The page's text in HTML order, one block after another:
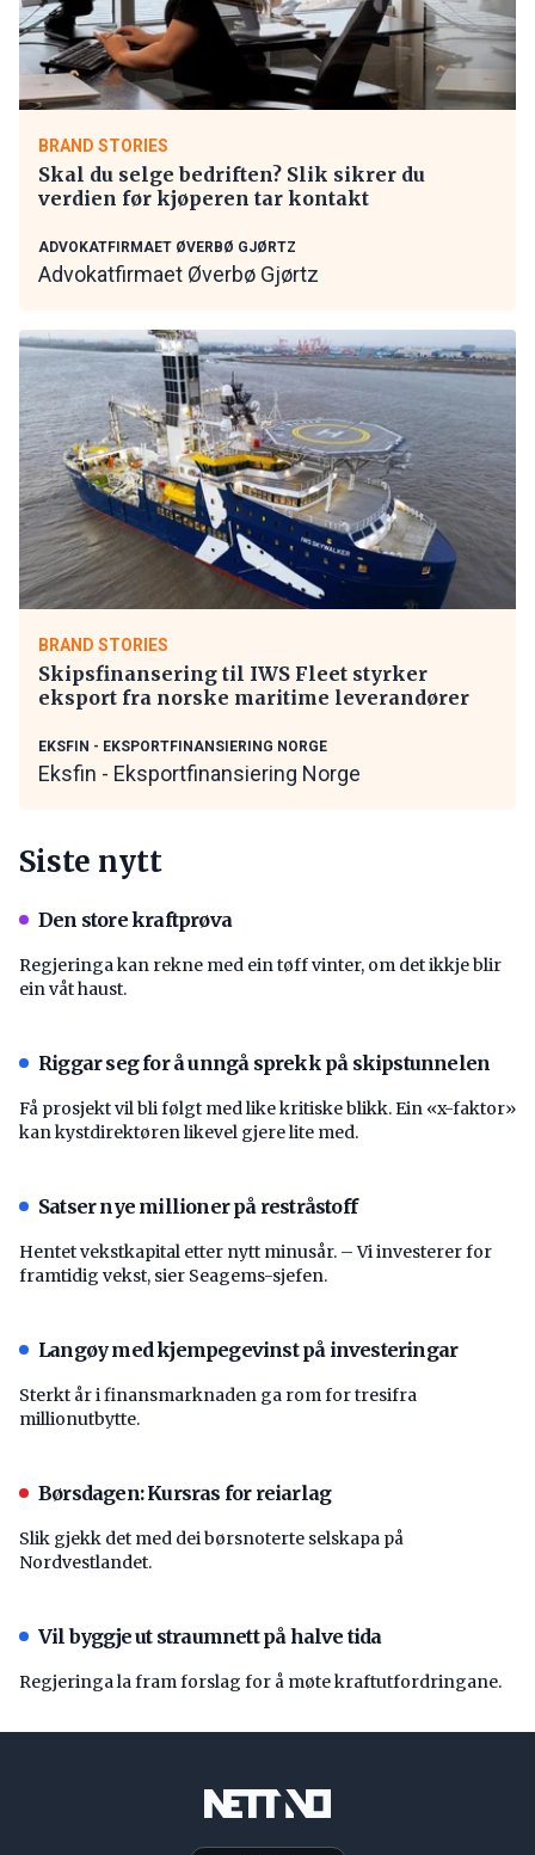
BRAND STORIES
Skal du selge bedriften? Slik sikrer du
verdien før kjøperen tar kontakt
ADVOKATFIRMAET ØVERBØ GJØRTZ
Advokatfirmaet Øverbø Gjørtz
BRAND STORIES
Skipsfinansering til IWS Fleet styrker
eksport fra norske maritime leverandører
EKSFIN - EKSPORTFINANSIERING NORGE
Eksfin - Eksportfinansiering Norge
Siste nytt
Den store kraftprøva
Regjeringa kan rekne med ein tøff vinter, om det ikkje blir
ein våt haust.
Riggar seg for å unngå sprekk på skipstunnelen
Få prosjekt vil bli følgt med like kritiske blikk. Ein «x-faktor»
kan kystdirektøren likevel gjere lite med.
Satser nye millioner på restråstoff
Hentet vekstkapital etter nytt minusår. – Vi investerer for
framtidig vekst, sier Seagems-sjefen.
Langøy med kjempegevinst på investeringar
Sterkt år i finansmarknaden ga rom for tresifra
millionutbytte.
Børsdagen: Kursras for reiarlag
Slik gjekk det med dei børsnoterte selskapa på
Nordvestlandet.
Vil byggje ut straumnett på halve tida
Regjeringa la fram forslag for å møte kraftutfordringane.